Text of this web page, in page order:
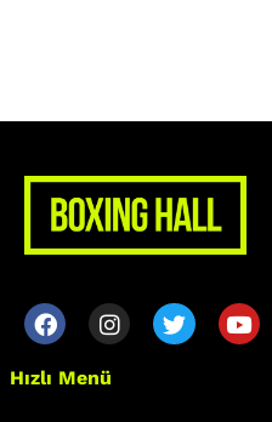
Hızlı Menü